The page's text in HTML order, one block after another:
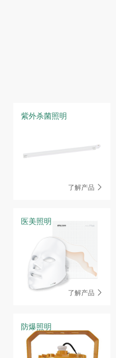
紫外杀菌照明
了解产品 
医美照明
了解产品 
防爆照明